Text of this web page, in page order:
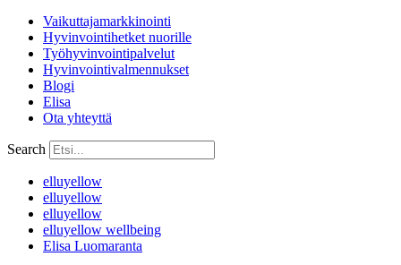
Vaikuttajamarkkinointi
Hyvinvointihetket nuorille
Työhyvinvointipalvelut
Hyvinvointivalmennukset
Blogi
Elisa
Ota yhteyttä
Search
elluyellow
elluyellow
elluyellow
elluyellow wellbeing
Elisa Luomaranta